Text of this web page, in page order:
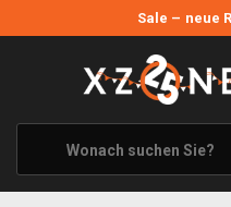
Sale – neue
ANGEBOTE
ALLE MARKEN
XZONE ORIGINALS
KLEIDUNG &